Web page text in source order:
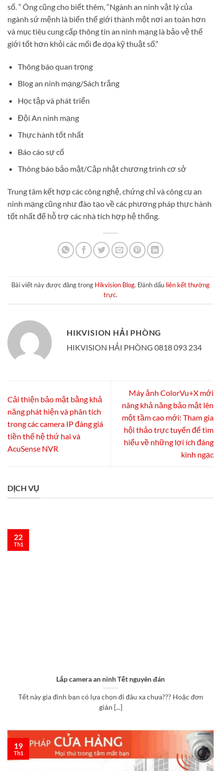
số. ” Ông cũng cho biết thêm, “Ngành an ninh vật lý của
ngành sứ mệnh là biến thế giới thành một nơi an toàn hơn
và mục tiêu cung cấp thông tin an ninh mạng là bảo vệ thế
giới tốt hơn khỏi các mối đe dọa kỹ thuật số.”
Thông báo quan trọng
Blog an ninh mạng/Sách trắng
Học tập và phát triển
Đội An ninh mạng
Thực hành tốt nhất
Báo cáo sự cố
Thông báo bảo mật/Cập nhật chương trình cơ sở
Trung tâm kết hợp các công nghệ, chứng chỉ và công cụ an
ninh mạng cũng như đào tạo về các phương pháp thực hành
tốt nhất để hỗ trợ các nhà tích hợp hệ thống.
Bài viết này được đăng trong Hikvision Blog. Đánh dấu liên kết thường
trực.
HIKVISION HẢI PHÒNG
HIKVISION HẢI PHÒNG 0818 093 234
Cải thiện bảo mật bằng khả
năng phát hiện và phân tích
trong các camera IP đáng giá
tiền thế hệ thứ hai và
AcuSense NVR
Máy ảnh ColorVu+X mới
nâng khả năng bảo mật lên
một tầm cao mới: Tham gia
hội thảo trực tuyến để tìm
hiểu về những lợi ích đáng
kinh ngạc
DỊCH VỤ
Lắp camera an ninh Tết nguyên đán
Tết này gia đình bạn có lựa chọn đi đâu xa chưa??? Hoặc đơn
giản [...]
22
Th1
19
Th1